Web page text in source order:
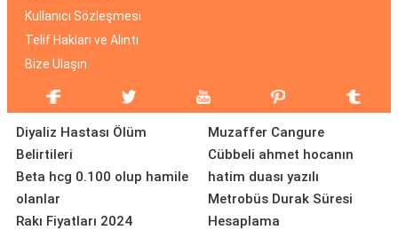
Kullanıcı Sözleşmesi
Telif Hakları ve Alıntı
Bize Ulaşın
Diyaliz Hastası Ölüm
Belirtileri
Beta hcg 0.100 olup hamile
olanlar
Rakı Fiyatları 2024
Muzaffer Cangure
Cübbeli ahmet hocanın
hatim duası yazılı
Metrobüs Durak Süresi
Hesaplama